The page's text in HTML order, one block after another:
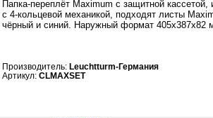
Папка-переплёт Maximum с защитной кассетой,
с 4-кольцевой механикой, подходят листы
чёрный и синий. Наружный формат 405x387x82
Производитель: Leuchtturm-Германия
Артикул: CLMAXSET